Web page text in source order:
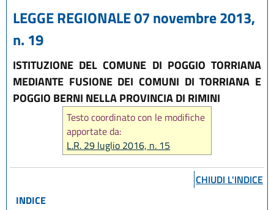
LEGGE REGIONALE 07 novembre 2013,
n. 19
ISTITUZIONE DEL COMUNE DI POGGIO TORRIANA
MEDIANTE FUSIONE DEI COMUNI DI TORRIANA E
POGGIO BERNI NELLA PROVINCIA DI RIMINI
Testo coordinato con le modifiche
apportate da:
L.R. 29 luglio 2016, n. 15
CHIUDI L'INDICE
INDICE